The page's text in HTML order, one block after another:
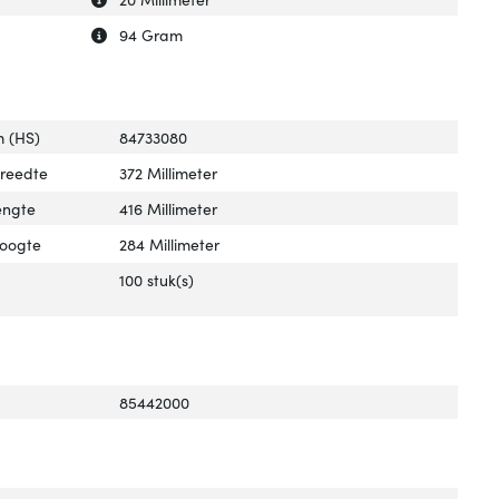
Uitleg over 'Gewicht verpakking'
Verberg uitleg over 'Gewicht verpakking'
94 Gram
(HS)
84733080
372 Millimeter
416 Millimeter
284 Millimeter
100 stuk(s)
85442000